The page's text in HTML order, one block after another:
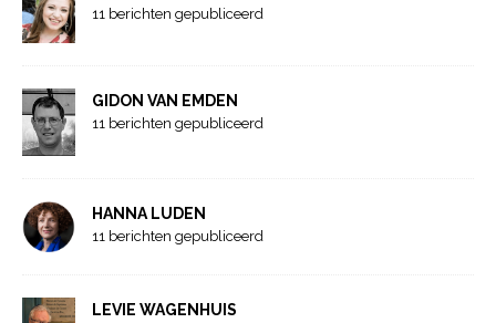
11 berichten gepubliceerd
GIDON VAN EMDEN
11 berichten gepubliceerd
HANNA LUDEN
11 berichten gepubliceerd
LEVIE WAGENHUIS